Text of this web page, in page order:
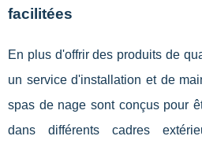
facilitées
En plus d'offrir des produits de
un service d'installation et de
spas de nage sont conçus pour
dans différents cadres